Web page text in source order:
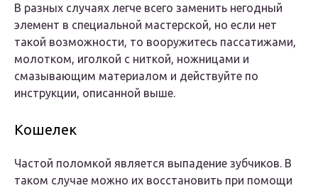
В разных случаях легче всего заменить негодный
элемент в специальной мастерской, но если нет
такой возможности, то вооружитесь пассатижами,
молотком, иголкой с ниткой, ножницами и
смазывающим материалом и действуйте по
инструкции, описанной выше.
Кошелек
Частой поломкой является выпадение зубчиков. В
таком случае можно их восстановить при помощи